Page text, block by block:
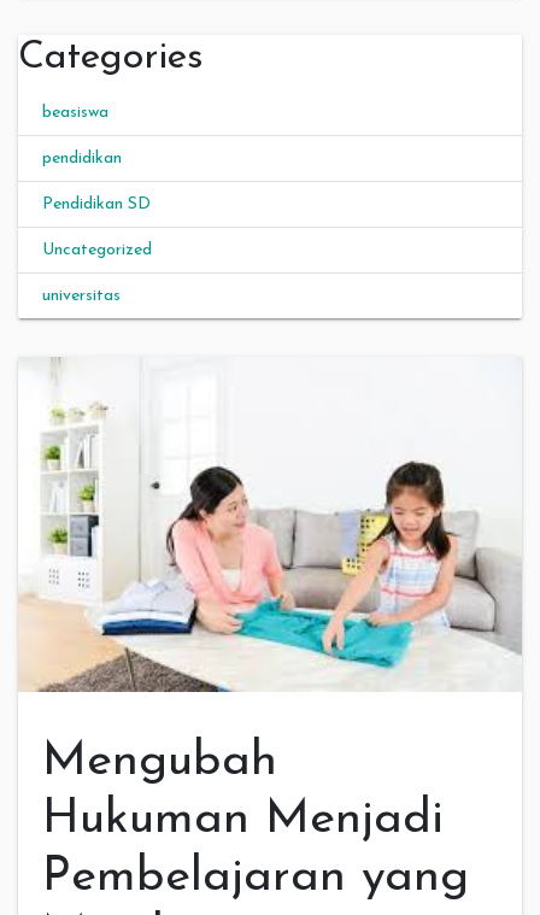
Categories
beasiswa
pendidikan
Pendidikan SD
Uncategorized
universitas
Mengubah
Hukuman Menjadi
Pembelajaran yang